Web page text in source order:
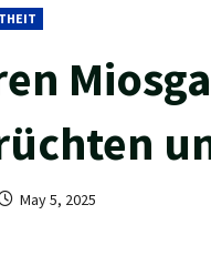
May 5, 2025